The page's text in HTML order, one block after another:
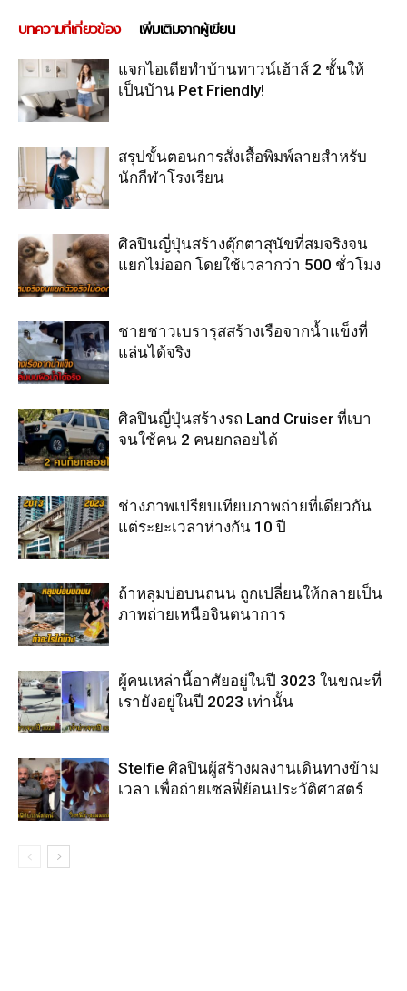
บทความที่เกี่ยวข้อง เพิ่มเติมจากผู้เขียน
แจกไอเดียทำบ้านทาวน์เฮ้าส์ 2 ชั้นให้
เป็นบ้าน Pet Friendly!
สรุปขั้นตอนการสั่งเสื้อพิมพ์ลายสำหรับ
นักกีฬาโรงเรียน
ศิลปินญี่ปุ่นสร้างตุ๊กตาสุนัขที่สมจริงจน
แยกไม่ออก โดยใช้เวลากว่า 500 ชั่วโมง
ชายชาวเบรารุสสร้างเรือจากน้ำแข็งที่
แล่นได้จริง
ศิลปินญี่ปุ่นสร้างรถ Land Cruiser ที่เบา
จนใช้คน 2 คนยกลอยได้
ช่างภาพเปรียบเทียบภาพถ่ายที่เดียวกัน
แต่ระยะเวลาห่างกัน 10 ปี
ถ้าหลุมบ่อบนถนน ถูกเปลี่ยนให้กลายเป็น
ภาพถ่ายเหนือจินตนาการ
ผู้คนเหล่านี้อาศัยอยู่ในปี 3023 ในขณะที่
เรายังอยู่ในปี 2023 เท่านั้น
Stelfie ศิลปินผู้สร้างผลงานเดินทางข้าม
เวลา เพื่อถ่ายเซลฟี่ย้อนประวัติศาสตร์